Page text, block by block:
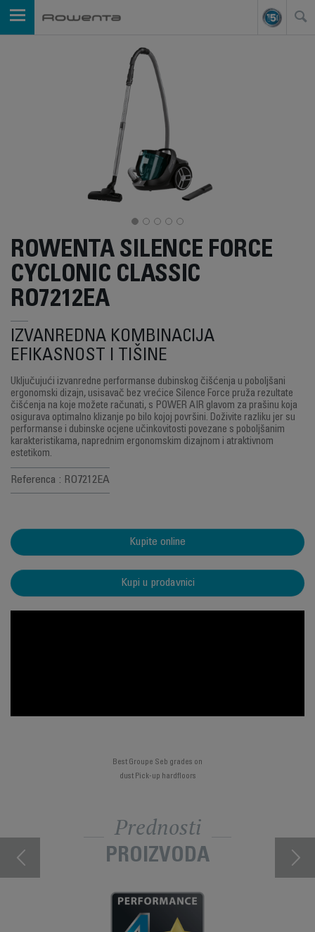
ROWENTA SILENCE FORCE
CYCLONIC CLASSIC
RO7212EA
IZVANREDNA KOMBINACIJA
EFIKASNOST I TIŠINE
Uključujući izvanredne performanse dubinskog čišćenja u poboljšani
ergonomski dizajn, usisavač bez vrećice Silence Force pruža rezultate
čišćenja na koje možete računati, s POWER AIR glavom za prašinu koja
osigurava optimalno klizanje po bilo kojoj površini. Doživite razliku jer su
performanse i dubinske ocjene učinkovitosti povezane s poboljšanim
karakteristikama, naprednim ergonomskim dizajnom i atraktivnom
estetikom.
Referenca : RO7212EA
Kupite online
Kupi u prodavnici
Best Groupe Seb grades on
dust Pick-up hardfloors
Prednosti
PROIZVODA